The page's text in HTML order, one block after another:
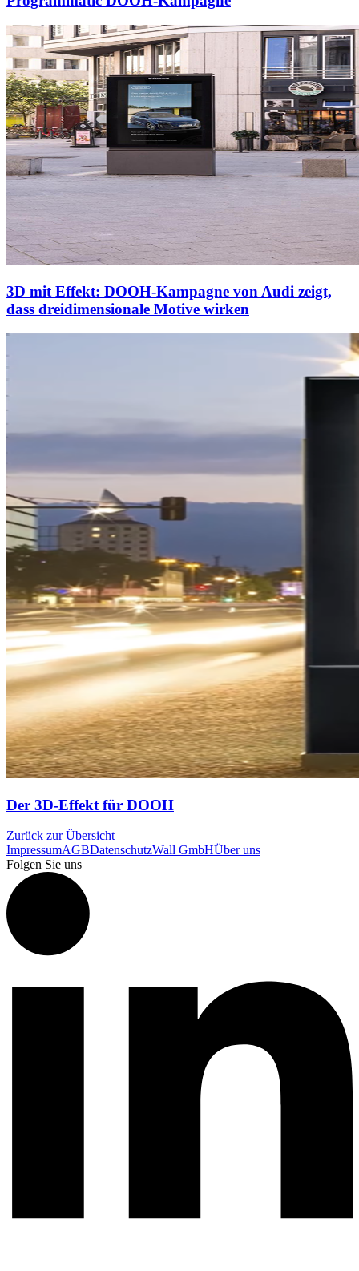
3D mit Effekt: DOOH-Kampagne von Audi zeigt,
dass dreidimensionale Motive wirken
Der 3D-Effekt für DOOH
Zurück zur Übersicht
ImpressumAGBDatenschutzWall GmbHÜber uns
Folgen Sie uns